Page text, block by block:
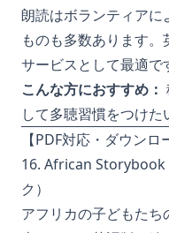
朗読はボランティアに
ものも多数あります
サービスとして最適で
こんな方におすすめ：
して多聴習慣をつけた
【PDF対応・ダウン
16. African Storybook
ク）
アフリカの子どもた